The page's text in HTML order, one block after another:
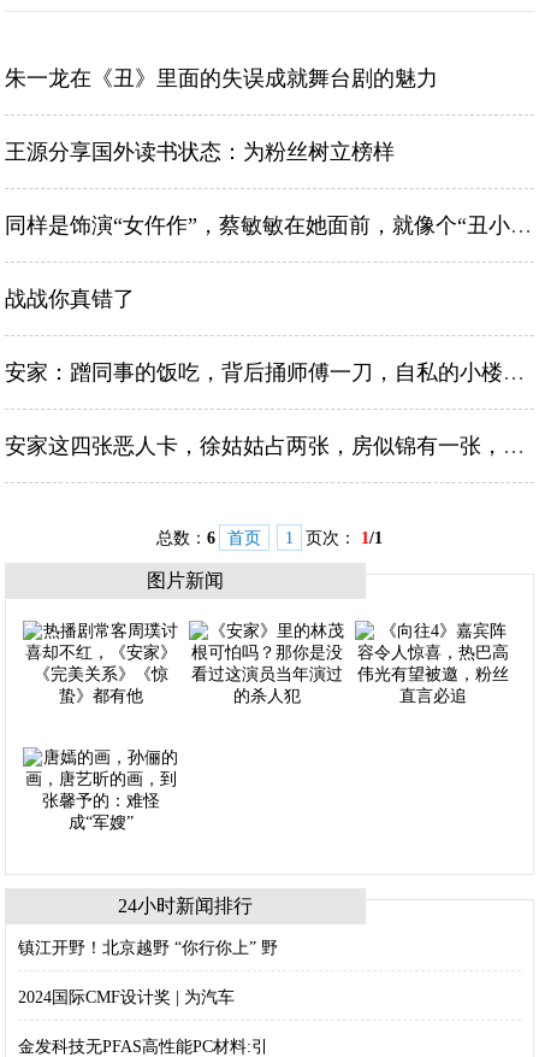
朱一龙在《丑》里面的失误成就舞台剧的魅力
王源分享国外读书状态：为粉丝树立榜样
同样是饰演“女仵作”，蔡敏敏在她面前，就像个“丑小鸭”
战战你真错了
安家：蹭同事的饭吃，背后捅师傅一刀，自私的小楼为何没被开除？
安家这四张恶人卡，徐姑姑占两张，房似锦有一张，网友：林茂根呢
总数： 6 首页 1 页次： 1/1
图片新闻
24小时新闻排行
镇江开野！北京越野 “你行你上” 野
2024国际CMF设计奖 | 为汽车
金发科技无PFAS高性能PC材料:引